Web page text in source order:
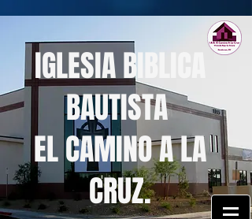
IGLESIA BIBLICA
BAUTISTA
EL CAMINO A LA
CRUZ.